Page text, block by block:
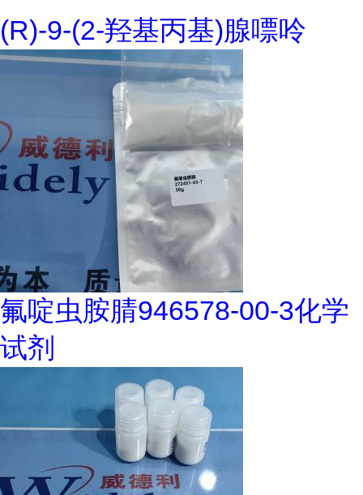
(R)-9-(2-羟基丙基)腺嘌呤
氟啶虫胺腈946578-00-3化学
试剂